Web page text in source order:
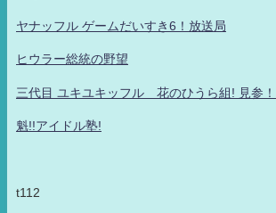
ヤナッフル ゲームだいすき6！放送局
ヒウラー総統の野望
三代目 ユキユキッフル 花のひうら組! 見参！
魁!!アイドル塾!
t112